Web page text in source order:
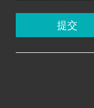
提交